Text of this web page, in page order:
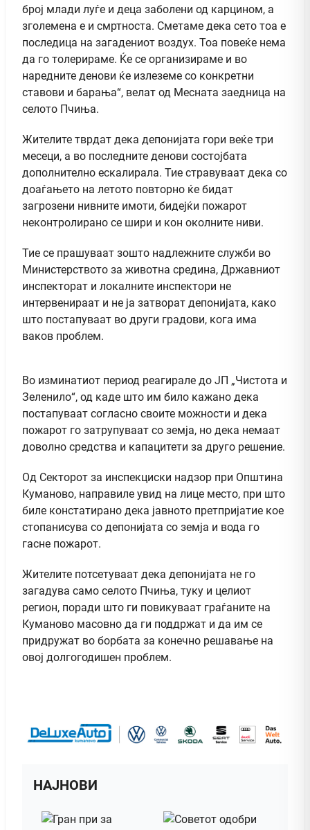
број млади луѓе и деца заболени од карцином, а
зголемена е и смртноста. Сметаме дека сето тоа е
последица на загадениот воздух. Тоа повеќе нема
да го толерираме. Ќе се организираме и во
наредните денови ќе излеземе со конкретни
ставови и барања“, велат од Месната заедница на
селото Пчиња.
Жителите тврдат дека депонијата гори веќе три
месеци, а во последните денови состојбата
дополнително ескалирала. Тие стравуваат дека со
доаѓањето на летото повторно ќе бидат
загрозени нивните имоти, бидејќи пожарот
неконтролирано се шири и кон околните ниви.
Тие се прашуваат зошто надлежните служби во
Министерството за животна средина, Државниот
инспекторат и локалните инспектори не
интервенираат и не ја затворат депонијата, како
што постапуваат во други градови, кога има
ваков проблем.
Во изминатиот период реагирале до ЈП „Чистота и
Зеленило“, од каде што им било кажано дека
постапуваат согласно своите можности и дека
пожарот го затрупуваат со земја, но дека немаат
доволно средства и капацитети за друго решение.
Од Секторот за инспекциски надзор при Општина
Куманово, направиле увид на лице место, при што
биле констатирано дека јавното претпријатие кое
стопанисува со депонијата со земја и вода го
гасне пожарот.
Жителите потсетуваат дека депонијата не го
загадува само селото Пчиња, туку и целиот
регион, поради што ги повикуваат граѓаните на
Куманово масовно да ги поддржат и да им се
придружат во борбата за конечно решавање на
овој долгогодишен проблем.
НАЈНОВИ